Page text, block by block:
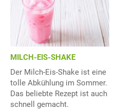
MILCH-EIS-SHAKE
Der Milch-Eis-Shake ist eine
tolle Abkühlung im Sommer.
Das beliebte Rezept ist auch
schnell gemacht.